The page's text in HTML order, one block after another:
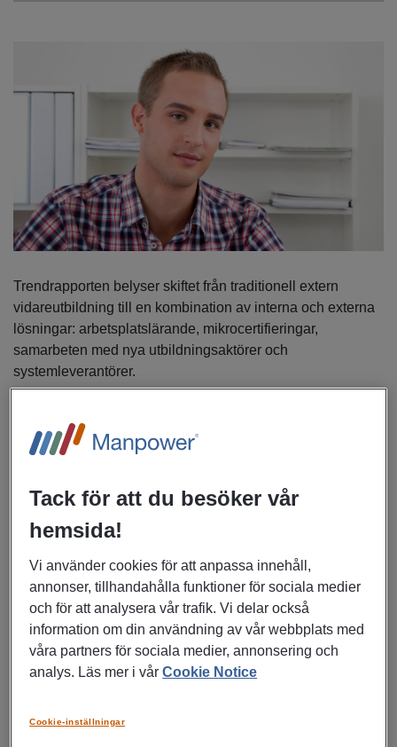
Trendrapporten belyser skiftet från traditionell extern
vidareutbildning till en kombination av interna och externa
lösningar: arbetsplatslärande, mikrocertifieringar,
samarbeten med nya utbildningsaktörer och
systemleverantörer.
som pekar på att kompetensutveckling framöver behöver
kopplas tydligare till faktiska förändringar i arbetsinnehåll,
Anställ inte bara på kompetens – sök
förmågan att kunna och vilja lära
nytt för långsiktighet
När uppgifter förändras snabbare än
befattningsbeskrivningar behöver du säkra en ny
leveransprincip: ManpowerGroup kallar det tid till
värdeskapande.
Du kan hantera principen på två sätt:
Tack för att du besöker vår
hemsida!
Vi använder cookies för att anpassa innehåll,
annonser, tillhandahålla funktioner för sociala medier
och för att analysera vår trafik. Vi delar också
information om din användning av vår webbplats med
våra partners för sociala medier, annonsering och
analys. Läs mer i vårCookie Notice
Cookie-inställningar